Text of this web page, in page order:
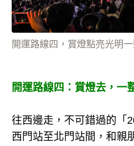
開運路線四，賞燈點亮光明一
開運路線四：賞燈去，一
往西邊走，不可錯過的「
西門站至北門站間，和親